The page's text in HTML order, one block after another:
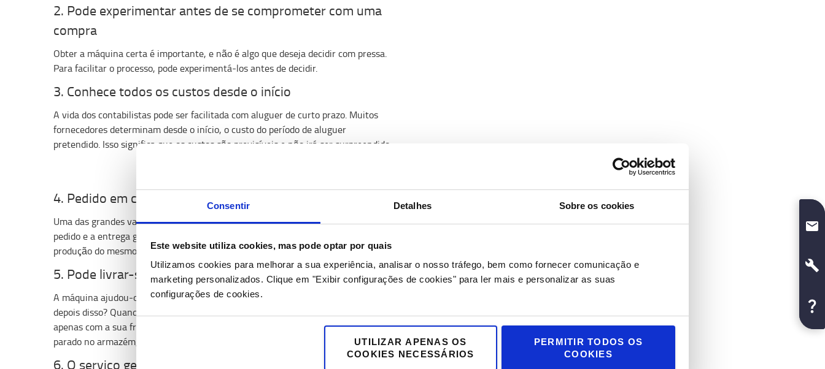
Consentir Detalhes Sobre os cookies
Este website utiliza cookies, mas pode optar por quais
Utilizamos cookies para melhorar a sua experiência, analisar o nosso tráfego, bem como fornecer comunicação e
marketing personalizados. Clique em "Exibir configurações de cookies" para ler mais e personalizar as suas
configurações de cookies.
UTILIZAR APENAS OS
COOKIES NECESSÁRIOS
PERMITIR TODOS OS
COOKIES
2. Pode experimentar antes de se comprometer com uma
compra
Obter a máquina certa é importante, e não é algo que deseja decidir com pressa.
Para facilitar o processo, pode experimentá-los antes de decidir.
3. Conhece todos os custos desde o início
A vida dos contabilistas pode ser facilitada com aluguer de curto prazo. Muitos
fornecedores determinam desde o início, o custo do período de aluguer
pretendido. Isso significa que os custos são previsíveis e não irá ser surpreendido.
4. Pedido em cima da hora? Sem problemas
Uma das grandes vantagens do aluguer de curta duração é que o tempo entre o
pedido e a entrega geralmente é muito curto. Não é necessário esperar a
produção do mesmo, o que significa que pode começar imediatamente a utilizá-lo.
5. Pode livrar-se dele quando quiser
A máquina ajudou-o na época de Natal sem problemas, mas o que acontece
depois disso? Quando a carga de trabalho volta ao normal, pode gerir o negócio
apenas com a sua frota de empilhadores fixa. Em vez de passar a ter equipamento
parado no armazém, devolva o que alugou.
6. O serviço geralmente está incluído